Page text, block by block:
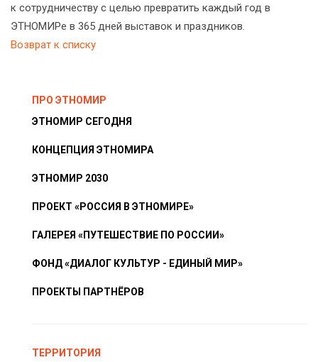
к сотрудничеству с целью превратить каждый год в
ЭТНОМИРе в 365 дней выставок и праздников.
Возврат к списку
ПРО ЭТНОМИР
ЭТНОМИР СЕГОДНЯ
КОНЦЕПЦИЯ ЭТНОМИРА
ЭТНОМИР 2030
ПРОЕКТ «РОССИЯ В ЭТНОМИРЕ»
ГАЛЕРЕЯ «ПУТЕШЕСТВИЕ ПО РОССИИ»
ФОНД «ДИАЛОГ КУЛЬТУР - ЕДИНЫЙ МИР»
ПРОЕКТЫ ПАРТНЁРОВ
ТЕРРИТОРИЯ